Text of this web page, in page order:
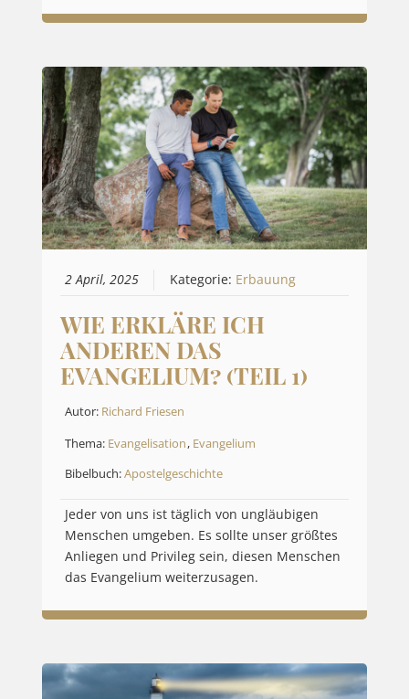
2 April, 2025 Kategorie: Erbauung
WIE ERKLÄRE ICH
ANDEREN DAS
EVANGELIUM? (TEIL 1)
Autor: Richard Friesen
Thema: Evangelisation, Evangelium
Bibelbuch:Apostelgeschichte
Jeder von uns ist täglich von ungläubigen
Menschen umgeben. Es sollte unser größtes
Anliegen und Privileg sein, diesen Menschen
das Evangelium weiterzusagen.